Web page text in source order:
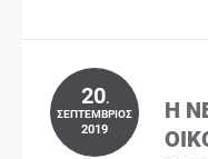
20.
ΣΕΠΤΈΜΒΡΙΟΣ
2019
Η